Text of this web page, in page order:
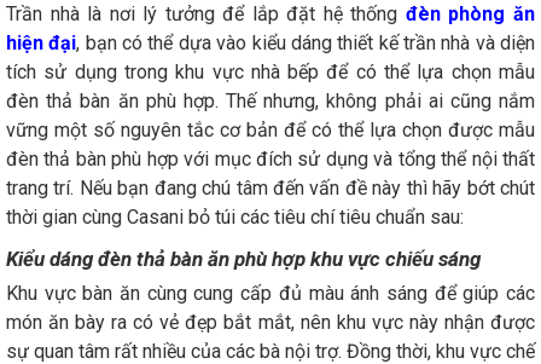
Trần nhà là nơi lý tưởng để lắp đặt hệ thống đèn phòng ăn
hiện đại, bạn có thể dựa vào kiểu dáng thiết kế trần nhà và diện
tích sử dụng trong khu vực nhà bếp để có thể lựa chọn mẫu
đèn thả bàn ăn phù hợp. Thế nhưng, không phải ai cũng nắm
vững một số nguyên tắc cơ bản để có thể lựa chọn được mẫu
đèn thả bàn phù hợp với mục đích sử dụng và tổng thể nội thất
trang trí. Nếu bạn đang chú tâm đến vấn đề này thì hãy bớt chút
thời gian cùng Casani bỏ túi các tiêu chí tiêu chuẩn sau:
Kiểu dáng đèn thả bàn ăn phù hợp khu vực chiếu sáng
Khu vực bàn ăn cùng cung cấp đủ màu ánh sáng để giúp các
món ăn bày ra có vẻ đẹp bắt mắt, nên khu vực này nhận được
sự quan tâm rất nhiều của các bà nội trợ. Đồng thời, khu vực chế